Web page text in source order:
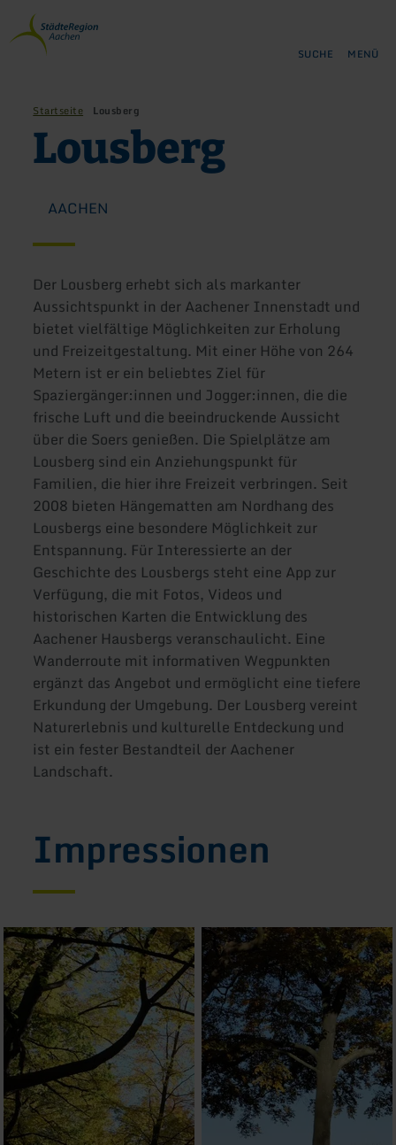
Zurück
zur
Startseite
SUCHE MENÜ
Startseite Lousberg
Lousberg
AACHEN
Der Lousberg erhebt sich als markanter
Aussichtspunkt in der Aachener Innenstadt und
bietet vielfältige Möglichkeiten zur Erholung
und Freizeitgestaltung. Mit einer Höhe von 264
Metern ist er ein beliebtes Ziel für
Spaziergänger:innen und Jogger:innen, die die
frische Luft und die beeindruckende Aussicht
über die Soers genießen. Die Spielplätze am
Lousberg sind ein Anziehungspunkt für
Familien, die hier ihre Freizeit verbringen. Seit
2008 bieten Hängematten am Nordhang des
Lousbergs eine besondere Möglichkeit zur
Entspannung. Für Interessierte an der
Geschichte des Lousbergs steht eine App zur
Verfügung, die mit Fotos, Videos und
historischen Karten die Entwicklung des
Aachener Hausbergs veranschaulicht. Eine
Wanderroute mit informativen Wegpunkten
ergänzt das Angebot und ermöglicht eine tiefere
Erkundung der Umgebung. Der Lousberg vereint
Naturerlebnis und kulturelle Entdeckung und
ist ein fester Bestandteil der Aachener
Landschaft.
Impressionen